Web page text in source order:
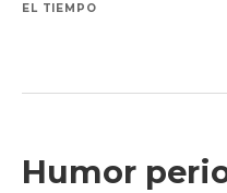
EL TIEMPO
Humor